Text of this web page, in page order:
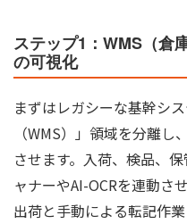
ステップ1：WMS（倉
の可視化
まずはレガシーな基幹シ
（WMS）」領域を分離
させます。入荷、検品、
ャナーやAI-OCRを連動さ
出荷と手動による転記作